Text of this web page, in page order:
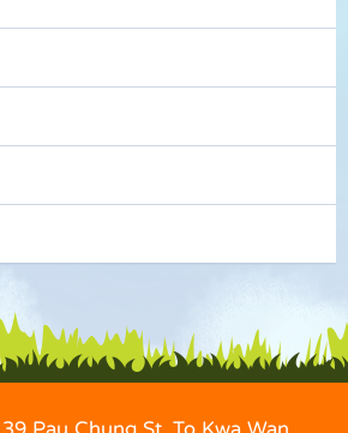
Pau Chung St, To Kwa Wan,